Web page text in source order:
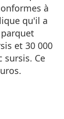
à
qu'il a
et 30 000
sursis. Ce